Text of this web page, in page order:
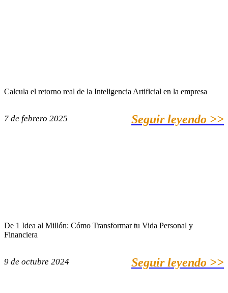
Calcula el retorno real de la Inteligencia Artificial en la empresa
7 de febrero 2025 Seguir leyendo >>
De 1 Idea al Millón: Cómo Transformar tu Vida Personal y
Financiera
9 de octubre 2024 Seguir leyendo >>